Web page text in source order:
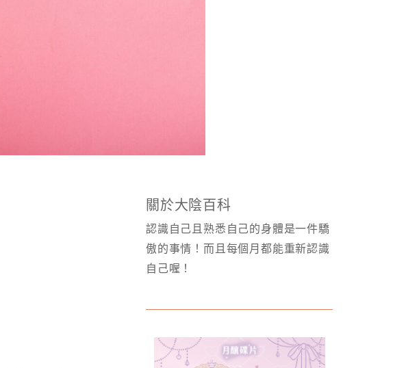
關於大陰百科
認識自己且熟悉自己的身體是一件驕
傲的事情！而且每個月都能重新認識
自己喔！